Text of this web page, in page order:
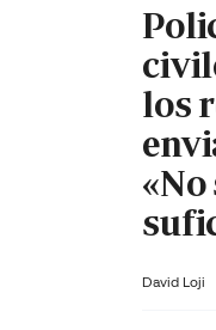
los
David Loji